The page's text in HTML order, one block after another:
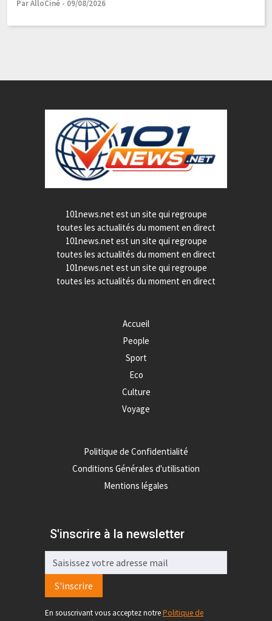
Par AlloCiné - 09/08/2026
101news.net est un site qui regroupe
toutes les actualités du moment en direct
101news.net est un site qui regroupe
toutes les actualités du moment en direct
101news.net est un site qui regroupe
toutes les actualités du moment en direct
Accueil
People
Sport
Eco
Culture
Voyage
Politique de Confidentialité
Conditions Générales d'utilisation
Mentions légales
S'inscrire à la newsletter
S'inscrire
En souscrivant vous acceptez notrePolitique de